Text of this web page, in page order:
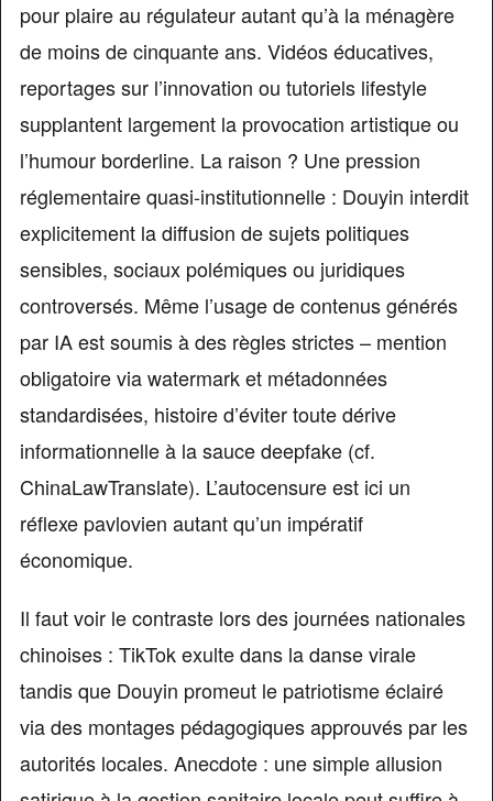
pour plaire au régulateur autant qu’à la ménagère
de moins de cinquante ans. Vidéos éducatives,
reportages sur l’innovation ou tutoriels lifestyle
supplantent largement la provocation artistique ou
l’humour borderline. La raison ? Une pression
réglementaire quasi-institutionnelle : Douyin interdit
explicitement la diffusion de sujets politiques
sensibles, sociaux polémiques ou juridiques
controversés. Même l’usage de contenus générés
par IA est soumis à des règles strictes – mention
obligatoire via watermark et métadonnées
standardisées, histoire d’éviter toute dérive
informationnelle à la sauce deepfake (cf.
ChinaLawTranslate). L’autocensure est ici un
réflexe pavlovien autant qu’un impératif
économique.
Il faut voir le contraste lors des journées nationales
chinoises : TikTok exulte dans la danse virale
tandis que Douyin promeut le patriotisme éclairé
via des montages pédagogiques approuvés par les
autorités locales. Anecdote : une simple allusion